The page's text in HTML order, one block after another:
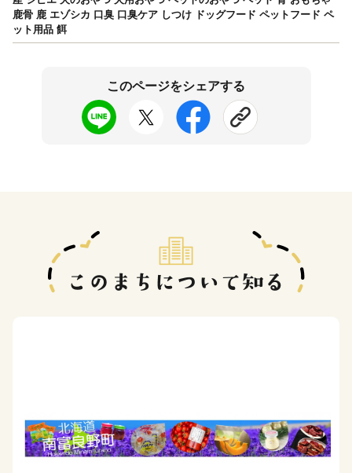
鹿骨 鹿 エゾシカ 口臭 口臭ケア しつけ ドッグフード ペットフード ペ
ット用品 餌
このページをシェアする